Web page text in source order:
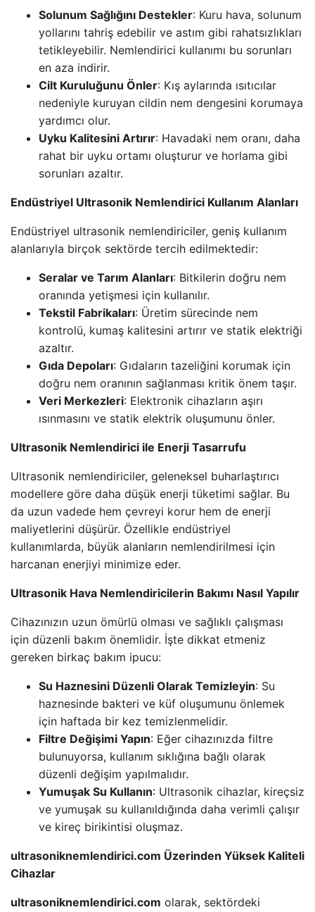
Solunum Sağlığını Destekler: Kuru hava, solunum
yollarını tahriş edebilir ve astım gibi rahatsızlıkları
tetikleyebilir. Nemlendirici kullanımı bu sorunları
en aza indirir.
Cilt Kuruluğunu Önler: Kış aylarında ısıtıcılar
nedeniyle kuruyan cildin nem dengesini korumaya
yardımcı olur.
Uyku Kalitesini Artırır: Havadaki nem oranı, daha
rahat bir uyku ortamı oluşturur ve horlama gibi
sorunları azaltır.
Endüstriyel Ultrasonik Nemlendirici Kullanım Alanları
Endüstriyel ultrasonik nemlendiriciler, geniş kullanım
alanlarıyla birçok sektörde tercih edilmektedir:
Seralar ve Tarım Alanları: Bitkilerin doğru nem
oranında yetişmesi için kullanılır.
Tekstil Fabrikaları: Üretim sürecinde nem
kontrolü, kumaş kalitesini artırır ve statik elektriği
azaltır.
Gıda Depoları: Gıdaların tazeliğini korumak için
doğru nem oranının sağlanması kritik önem taşır.
Veri Merkezleri: Elektronik cihazların aşırı
ısınmasını ve statik elektrik oluşumunu önler.
Ultrasonik Nemlendirici ile Enerji Tasarrufu
Ultrasonik nemlendiriciler, geleneksel buharlaştırıcı
modellere göre daha düşük enerji tüketimi sağlar. Bu
da uzun vadede hem çevreyi korur hem de enerji
maliyetlerini düşürür. Özellikle endüstriyel
kullanımlarda, büyük alanların nemlendirilmesi için
harcanan enerjiyi minimize eder.
Ultrasonik Hava Nemlendiricilerin Bakımı Nasıl Yapılır
Cihazınızın uzun ömürlü olması ve sağlıklı çalışması
için düzenli bakım önemlidir. İşte dikkat etmeniz
gereken birkaç bakım ipucu:
Su Haznesini Düzenli Olarak Temizleyin: Su
haznesinde bakteri ve küf oluşumunu önlemek
için haftada bir kez temizlenmelidir.
Filtre Değişimi Yapın: Eğer cihazınızda filtre
bulunuyorsa, kullanım sıklığına bağlı olarak
düzenli değişim yapılmalıdır.
Yumuşak Su Kullanın: Ultrasonik cihazlar, kireçsiz
ve yumuşak su kullanıldığında daha verimli çalışır
ve kireç birikintisi oluşmaz.
ultrasoniknemlendirici.com Üzerinden Yüksek Kaliteli
Cihazlar
ultrasoniknemlendirici.com olarak, sektördeki